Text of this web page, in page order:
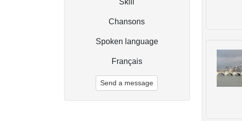
Chansons
Spoken language
Français
Send a message